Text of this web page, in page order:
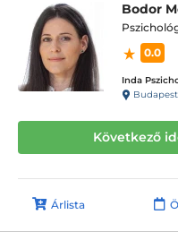
Bodor
0.0
Inda
Budapest, VIII.
Következő
Árlista